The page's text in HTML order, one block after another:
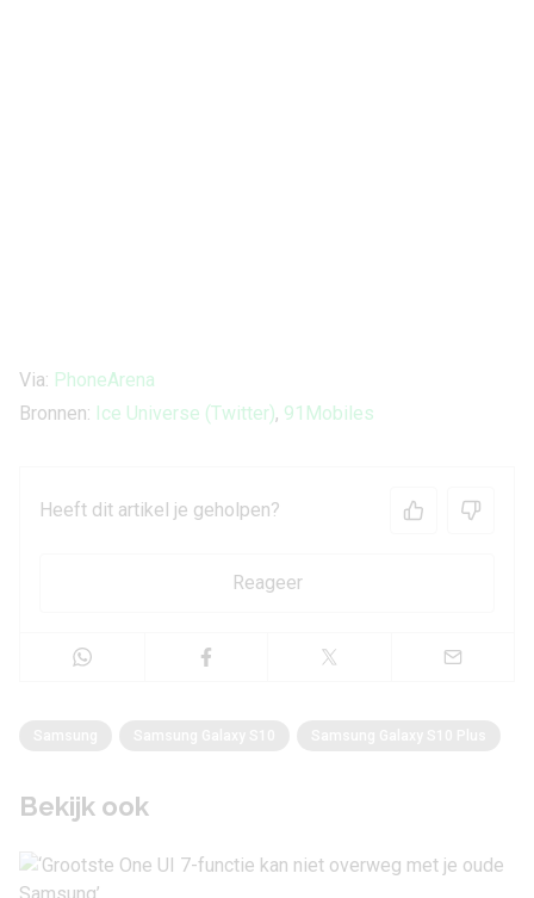
Via: PhoneArena
Bronnen: Ice Universe (Twitter), 91Mobiles
Heeft dit artikel je geholpen?
Reageer
Bekijk ook